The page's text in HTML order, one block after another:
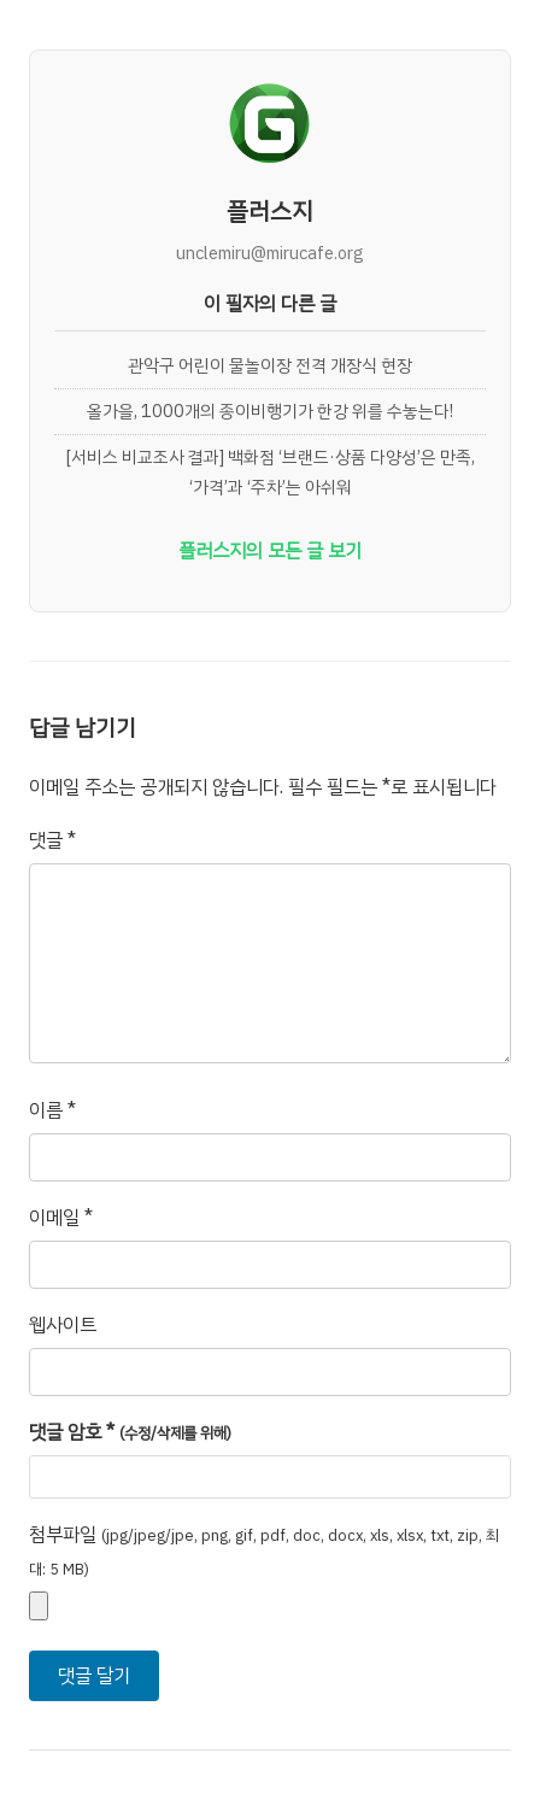
플러스지
unclemiru@mirucafe.org
이 필자의 다른 글
관악구 어린이 물놀이장 전격 개장식 현장
올가을, 1000개의 종이비행기가 한강 위를 수놓는다!
[서비스 비교조사 결과] 백화점 ‘브랜드·상품 다양성’은 만족,
‘가격’과 ‘주차’는 아쉬워
플러스지의 모든 글 보기
답글 남기기
이메일 주소는 공개되지 않습니다. 필수 필드는*로 표시됩니다
댓글*
이름*
이메일 *
웹사이트
댓글 암호* (수정/삭제를 위해)
첨부파일 (jpg/jpeg/jpe, png, gif, pdf, doc, docx, xls, xlsx, txt, zip, 최
대: 5 MB)